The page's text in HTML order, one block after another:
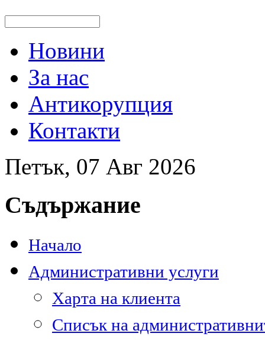
Новини
За нас
Антикорупция
Контакти
Петък, 07 Авг 2026
Съдържание
Начало
Административни услуги
Харта на клиента
Списък на